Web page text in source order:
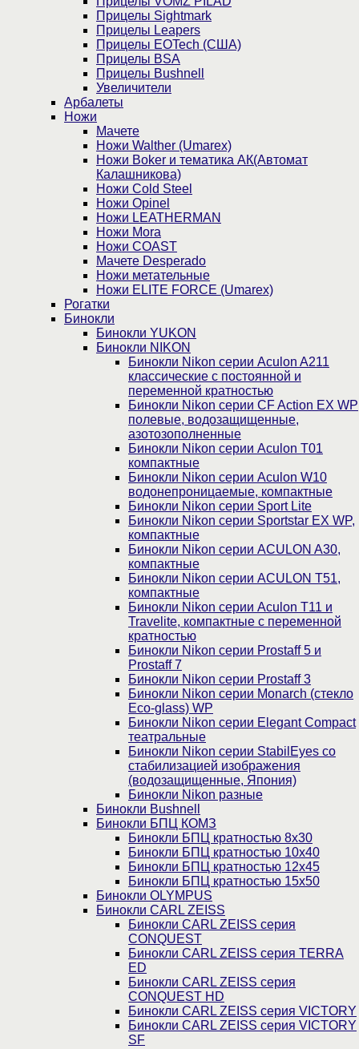
Прицелы Sightmark
Прицелы Leapers
Прицелы EOTech (США)
Прицелы BSA
Прицелы Bushnell
Увеличители
Арбалеты
Ножи
Мачете
Ножи Walther (Umarex)
Ножи Boker и тематика АК(Автомат
Калашникова)
Ножи Cold Steel
Ножи Opinel
Ножи LEATHERMAN
Ножи Mora
Ножи COAST
Мачете Desperado
Ножи метательные
Ножи ELITE FORCE (Umarex)
Рогатки
Бинокли
Бинокли YUKON
Бинокли NIKON
Бинокли Nikon серии Aculon A211
классические с постоянной и
переменной кратностью
Бинокли Nikon серии СF Action EX WP
полевые, водозащищенные,
азотозополненные
Бинокли Nikon серии Aculon T01
компактные
Бинокли Nikon серии Aculon W10
водонепроницаемые, компактные
Бинокли Nikon серии Sport Lite
Бинокли Nikon серии Sportstar EX WP,
компактные
Бинокли Nikon серии ACULON A30,
компактные
Бинокли Nikon серии ACULON Т51,
компактные
Бинокли Nikon серии Aculon T11 и
Travelite, компактные с переменной
кратностью
Бинокли Nikon серии Prostaff 5 и
Prostaff 7
Бинокли Nikon серии Prostaff 3
Бинокли Nikon серии Monarch (стекло
Eco-glass) WP
Бинокли Nikon серии Elegant Compact
театральные
Бинокли Nikon серии StabilEyes со
стабилизацией изображения
(водозащищенные, Япония)
Бинокли Nikon разные
Бинокли Bushnell
Бинокли БПЦ КОМЗ
Бинокли БПЦ кратностью 8х30
Бинокли БПЦ кратностью 10х40
Бинокли БПЦ кратностью 12х45
Бинокли БПЦ кратностью 15х50
Бинокли OLYMPUS
Бинокли CARL ZEISS
Бинокли CARL ZEISS серия
CONQUEST
Бинокли CARL ZEISS серия TERRA
ED
Бинокли CARL ZEISS серия
CONQUEST HD
Бинокли CARL ZEISS серия VICTORY
Бинокли CARL ZEISS серия VICTORY
SF